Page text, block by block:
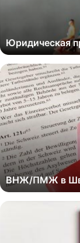
Юридическая
ВНЖ/ПМЖ в